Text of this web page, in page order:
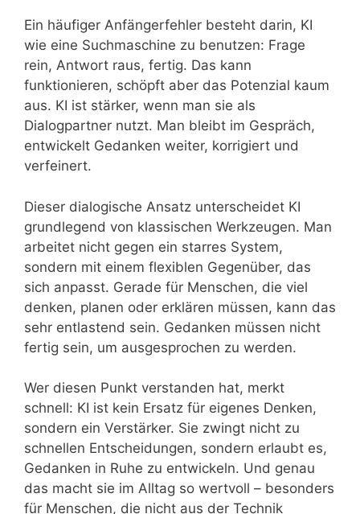
Ein häufiger Anfängerfehler besteht darin, KI
wie eine Suchmaschine zu benutzen: Frage
rein, Antwort raus, fertig. Das kann
funktionieren, schöpft aber das Potenzial kaum
aus. KI ist stärker, wenn man sie als
Dialogpartner nutzt. Man bleibt im Gespräch,
entwickelt Gedanken weiter, korrigiert und
verfeinert.
Dieser dialogische Ansatz unterscheidet KI
grundlegend von klassischen Werkzeugen. Man
arbeitet nicht gegen ein starres System,
sondern mit einem flexiblen Gegenüber, das
sich anpasst. Gerade für Menschen, die viel
denken, planen oder erklären müssen, kann das
sehr entlastend sein. Gedanken müssen nicht
fertig sein, um ausgesprochen zu werden.
Wer diesen Punkt verstanden hat, merkt
schnell: KI ist kein Ersatz für eigenes Denken,
sondern ein Verstärker. Sie zwingt nicht zu
schnellen Entscheidungen, sondern erlaubt es,
Gedanken in Ruhe zu entwickeln. Und genau
das macht sie im Alltag so wertvoll – besonders
für Menschen, die nicht aus der Technik